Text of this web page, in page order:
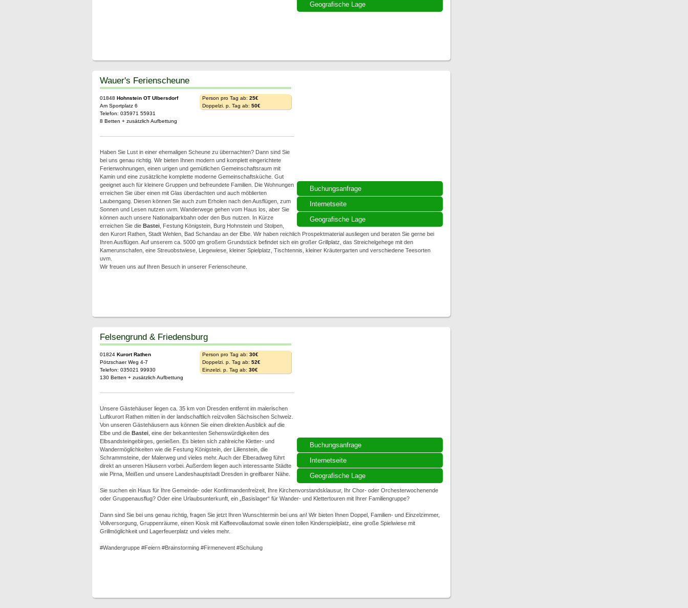
Geografische Lage
Buchungsanfrage
Internetseite
Geografische Lage
Wauer's Ferienscheune
01848 Hohnstein OT Ulbersdorf
Am Sportplatz 6
Telefon: 035971 55931
8 Betten + zusätzlich Aufbettung
Person pro Tag ab: 25€
Doppelzi. p. Tag ab: 50€
Haben Sie Lust in einer ehemaligen Scheune zu übernachten? Dann sind Sie
bei uns genau richtig. Wir bieten Ihnen modern und komplett eingerichtete
Ferienwohnungen, einen urigen und gemütlichen Gemeinschaftsraum mit
Kamin und eine zusätzliche komplette moderne Gemeinschaftsküche. Gut
geeignet auch für kleinere Gruppen und befreundete Familien. Die Wohnungen
erreichen Sie über einen mit Glas überdachten und auch möblierten
Laubengang. Diesen können Sie auch zum Erholen nach den Ausflügen, zum
Sonnen und Lesen nutzen uvm. Wanderwege gehen vom Haus los, aber Sie
können auch unsere Nationalparkbahn oder den Bus nutzen. In Kürze
erreichen Sie die Bastei, Festung Königstein, Burg Hohnstein und Stolpen,
den Kurort Rathen, Stadt Wehlen, Bad Schandau an der Elbe. Wir haben reichlich Prospektmaterial ausliegen und beraten Sie gerne bei
Ihren Ausflügen. Auf unserem ca. 5000 qm großem Grundstück befindet sich ein großer Grillplatz, das Streichelgehege mit den
Kamerunschafen, eine Streuobstwiese, Liegewiese, kleiner Spielplatz, Tischtennis, kleiner Kräutergarten und verschiedene Teesorten
uvm.
Wir freuen uns auf Ihren Besuch in unserer Ferienscheune.
Buchungsanfrage
Internetseite
Geografische Lage
Felsengrund & Friedensburg
01824 Kurort Rathen
Pötzschaer Weg 4-7
Telefon: 035021 99930
130 Betten + zusätzlich Aufbettung
Person pro Tag ab: 30€
Doppelzi. p. Tag ab: 52€
Einzelzi. p. Tag ab: 30€
Unsere Gästehäuser liegen ca. 35 km von Dresden entfernt im malerischen
Luftkurort Rathen mitten in der landschaftlich reizvollen Sächsischen Schweiz.
Von unseren Gästehäusern aus können Sie einen direkten Ausblick auf die
Elbe und die Bastei, eine der bekanntesten Sehenswürdigkeiten des
Elbsandsteingebirges, genießen. Es bieten sich zahlreiche Kletter- und
Wandermöglichkeiten wie die Festung Königstein, der Lilienstein, die
Schrammsteine, der Malerweg und vieles mehr. Auch der Elberadweg führt
direkt an unseren Häusern vorbei. Außerdem liegen auch interessante Städte
wie Pirna, Meißen und unsere Landeshauptstadt Dresden in greifbarer Nähe.
Sie suchen ein Haus für Ihre Gemeinde- oder Konfirmandenfreizeit, Ihre Kirchenvorstandsklausur, Ihr Chor- oder Orchesterwochenende
oder Gruppenausflug? Oder eine Urlaubsunterkunft, ein „Basislager“ für Wander- und Klettertouren mit Ihrer Familiengruppe?
Dann sind Sie bei uns genau richtig, fragen Sie jetzt Ihren Wunschtermin bei uns an! Wir bieten Ihnen Doppel, Familien- und Einzelzimmer,
Vollversorgung, Gruppenräume, einen Kiosk mit Kaffeevollautomat sowie einen tollen Kinderspielplatz, eine große Spielwiese mit
Grillmöglichkeit und Lagerfeuerplatz und vieles mehr.
#Wandergruppe #Feiern #Brainstorming #Firmenevent #Schulung